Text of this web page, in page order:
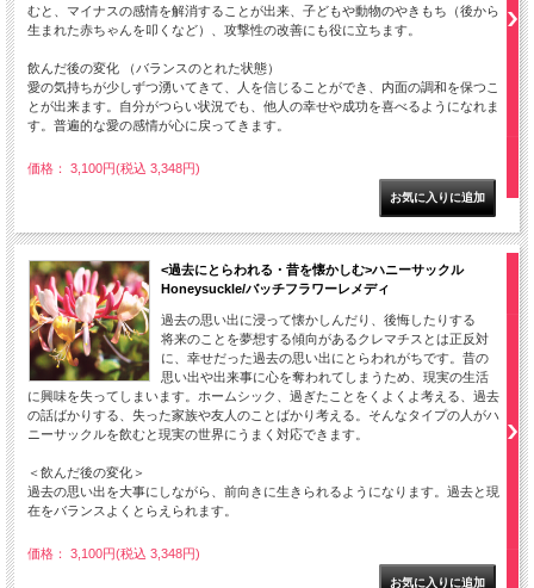
むと、マイナスの感情を解消することが出来、子どもや動物のやきもち（後から
生まれた赤ちゃんを叩くなど）、攻撃性の改善にも役に立ちます。
飲んだ後の変化 （バランスのとれた状態）
愛の気持ちが少しずつ湧いてきて、人を信じることができ、内面の調和を保つこ
とが出来ます。自分がつらい状況でも、他人の幸せや成功を喜べるようになれま
す。普遍的な愛の感情が心に戻ってきます。
価格： 3,100円(税込 3,348円)
<過去にとらわれる・昔を懐かしむ>ハニーサックル
Honeysuckle/バッチフラワーレメディ
過去の思い出に浸って懐かしんだり、後悔したりする
将来のことを夢想する傾向があるクレマチスとは正反対
に、幸せだった過去の思い出にとらわれがちです。昔の
思い出や出来事に心を奪われてしまうため、現実の生活
に興味を失ってしまいます。ホームシック、過ぎたことをくよくよ考える、過去
の話ばかりする、失った家族や友人のことばかり考える。そんなタイプの人がハ
ニーサックルを飲むと現実の世界にうまく対応できます。
＜飲んだ後の変化＞
過去の思い出を大事にしながら、前向きに生きられるようになります。過去と現
在をバランスよくとらえられます。
価格： 3,100円(税込 3,348円)